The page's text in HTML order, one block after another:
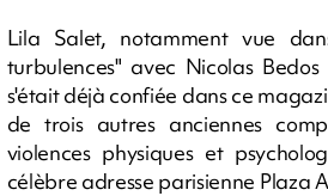
Lila Salet, notamment vue
turbulences" avec Nicolas
s'était déjà confiée dans ce
de trois autres anciennes
violences physiques et
célèbre adresse parisienne Plaza